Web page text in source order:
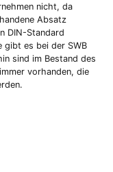
nicht, da
Absatz
DIN-Standard
gibt es bei der SWB
sind im Bestand des
vorhanden, die